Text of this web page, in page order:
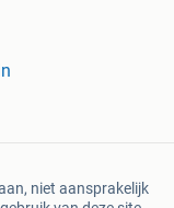
niet aansprakelijk